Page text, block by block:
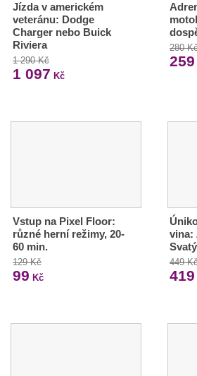
Jízda v americkém
veteránu: Dodge
Charger nebo Buick
Riviera
1 290 Kč
1 097 Kč
280
259
Vstup na Pixel Floor:
různé herní režimy, 20-
60 min.
129 Kč
99 Kč
vina:
449
419